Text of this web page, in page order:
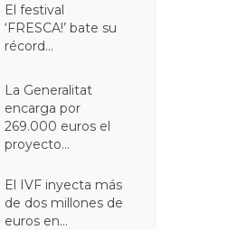
El festival
‘FRESCA!’ bate su
récord...
La Generalitat
encarga por
269.000 euros el
proyecto...
El IVF inyecta más
de dos millones de
euros en...